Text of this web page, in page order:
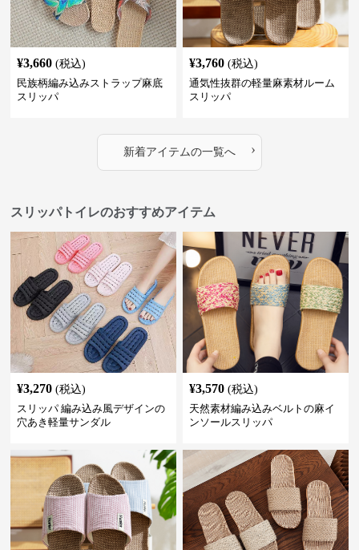
¥3,660 (税込)
民族柄編み込みストラップ麻底
スリッパ
¥3,760 (税込)
通気性抜群の軽量麻素材ルーム
スリッパ
新着アイテムの一覧へ ›
スリッパトイレのおすすめアイテム
¥3,270 (税込)
スリッパ 編み込み風デザインの
穴あき軽量サンダル
¥3,570 (税込)
天然素材編み込みベルトの麻イ
ンソールスリッパ